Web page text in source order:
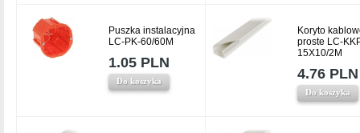
Puszka instalacyjna
LC-PK-60/60M
1.05 PLN
Do koszyka
Koryto
proste LC-
15X10/2M
4.76 PLN
Do koszyka